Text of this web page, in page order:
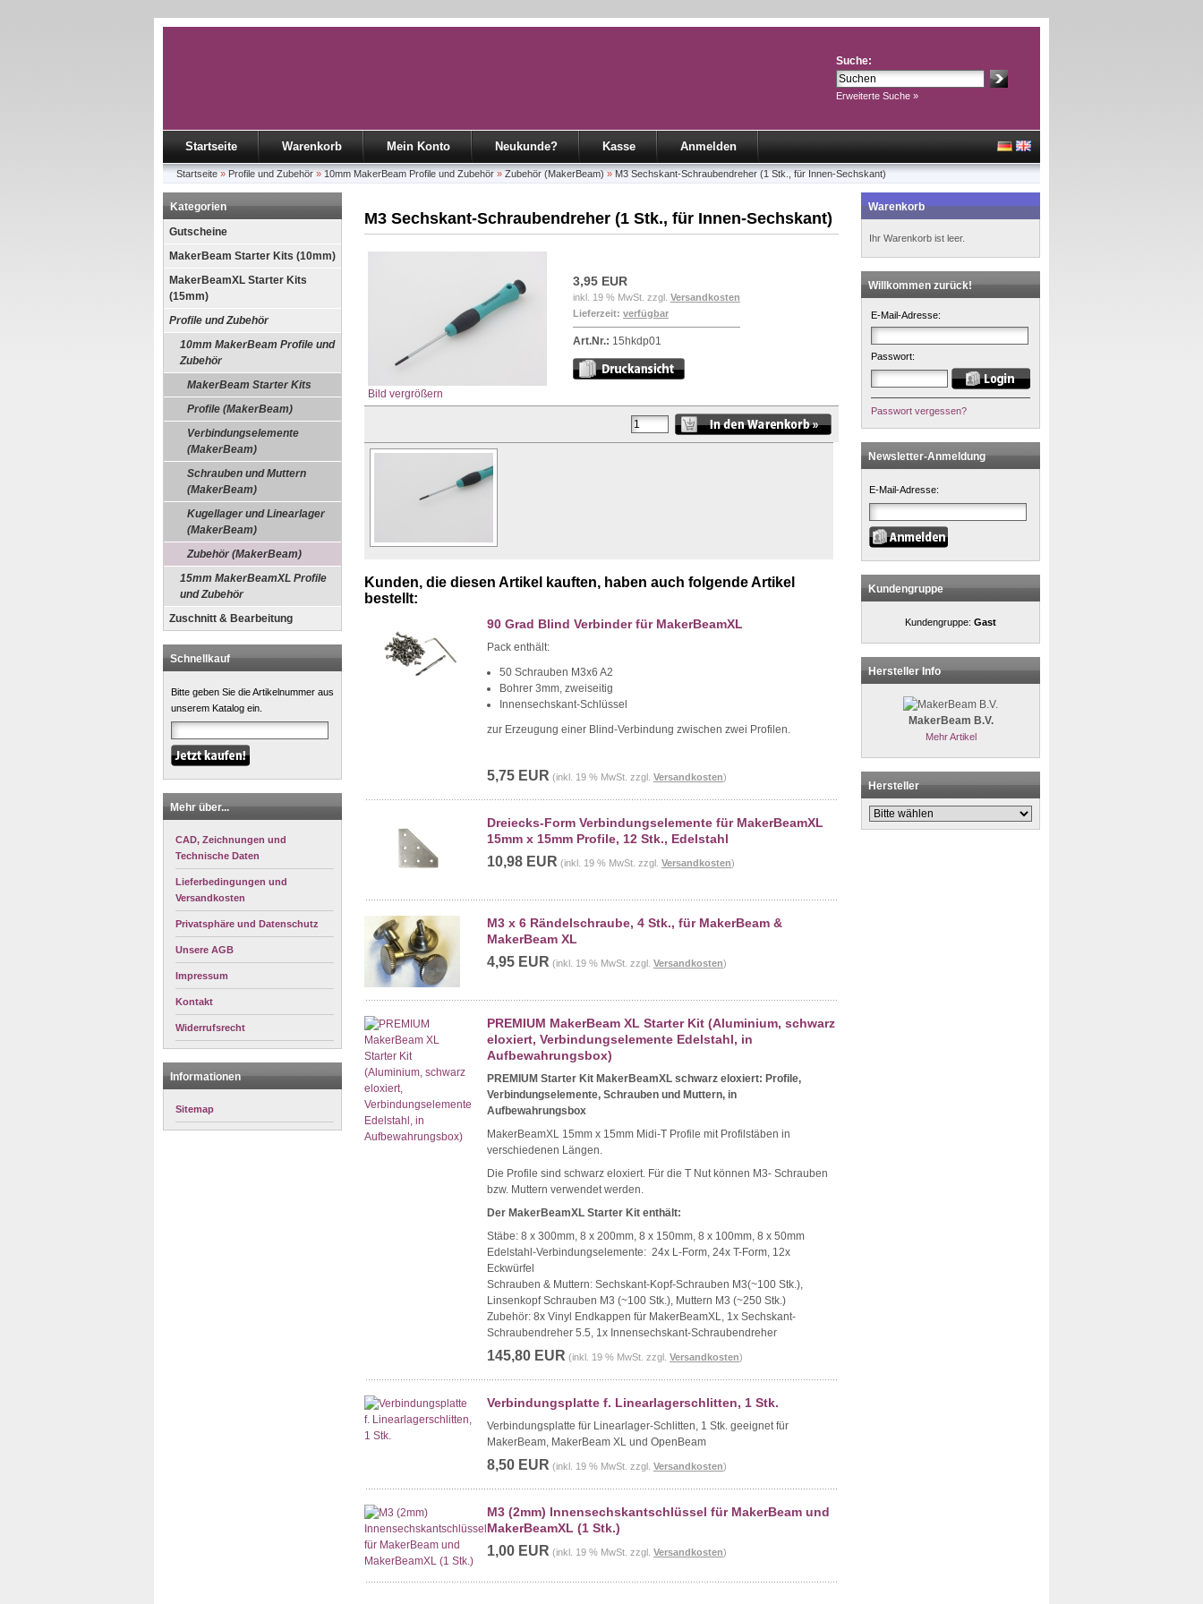
Suche:
Erweiterte Suche »
Startseite Warenkorb Mein Konto Neukunde? Kasse Anmelden
Startseite » Profile und Zubehör » 10mm MakerBeam Profile und Zubehör » Zubehör (MakerBeam) » M3 Sechskant-Schraubendreher (1 Stk., für Innen-Sechskant)
Kategorien
Gutscheine
MakerBeam Starter Kits (10mm)
MakerBeamXL Starter Kits
(15mm)
Profile und Zubehör
10mm MakerBeam Profile und
Zubehör
MakerBeam Starter Kits
Profile (MakerBeam)
Verbindungselemente
(MakerBeam)
Schrauben und Muttern
(MakerBeam)
Kugellager und Linearlager
(MakerBeam)
Zubehör (MakerBeam)
15mm MakerBeamXL Profile
und Zubehör
Zuschnitt & Bearbeitung
Schnellkauf
Bitte geben Sie die Artikelnummer aus
unserem Katalog ein.
Mehr über...
CAD, Zeichnungen und
Technische Daten
Lieferbedingungen und
Versandkosten
Privatsphäre und Datenschutz
Unsere AGB
Impressum
Kontakt
Widerrufsrecht
Informationen
Sitemap
M3 Sechskant-Schraubendreher (1 Stk., für Innen-Sechskant)
Bild vergrößern
3,95 EUR
inkl. 19 % MwSt. zzgl. Versandkosten
Lieferzeit: verfügbar
Art.Nr.: 15hkdp01
Kunden, die diesen Artikel kauften, haben auch folgende Artikel
bestellt:
90 Grad Blind Verbinder für MakerBeamXL
Pack enthält:
50 Schrauben M3x6 A2
Bohrer 3mm, zweiseitig
Innensechskant-Schlüssel
zur Erzeugung einer Blind-Verbindung zwischen zwei Profilen.
5,75 EUR (inkl. 19 % MwSt. zzgl. Versandkosten)
Dreiecks-Form Verbindungselemente für MakerBeamXL
15mm x 15mm Profile, 12 Stk., Edelstahl
10,98 EUR (inkl. 19 % MwSt. zzgl. Versandkosten)
M3 x 6 Rändelschraube, 4 Stk., für MakerBeam &
MakerBeam XL
4,95 EUR (inkl. 19 % MwSt. zzgl. Versandkosten)
PREMIUM MakerBeam XL Starter Kit (Aluminium, schwarz
eloxiert, Verbindungselemente Edelstahl, in
Aufbewahrungsbox)
PREMIUM Starter Kit MakerBeamXL schwarz eloxiert: Profile,
Verbindungselemente, Schrauben und Muttern, in
Aufbewahrungsbox
MakerBeamXL 15mm x 15mm Midi-T Profile mit Profilstäben in
verschiedenen Längen.
Die Profile sind schwarz eloxiert. Für die T Nut können M3- Schrauben
bzw. Muttern verwendet werden.
Der MakerBeamXL Starter Kit enthält:
Stäbe: 8 x 300mm, 8 x 200mm, 8 x 150mm, 8 x 100mm, 8 x 50mm
Edelstahl-Verbindungselemente: 24x L-Form, 24x T-Form, 12x
Eckwürfel
Schrauben & Muttern: Sechskant-Kopf-Schrauben M3(~100 Stk.),
Linsenkopf Schrauben M3 (~100 Stk.), Muttern M3 (~250 Stk.)
Zubehör: 8x Vinyl Endkappen für MakerBeamXL, 1x Sechskant-
Schraubendreher 5.5, 1x Innensechskant-Schraubendreher
145,80 EUR (inkl. 19 % MwSt. zzgl. Versandkosten)
Verbindungsplatte f. Linearlagerschlitten, 1 Stk.
Verbindungsplatte für Linearlager-Schlitten, 1 Stk. geeignet für
MakerBeam, MakerBeam XL und OpenBeam
8,50 EUR (inkl. 19 % MwSt. zzgl. Versandkosten)
M3 (2mm) Innensechskantschlüssel für MakerBeam und
MakerBeamXL (1 Stk.)
1,00 EUR (inkl. 19 % MwSt. zzgl. Versandkosten)
Warenkorb
Ihr Warenkorb ist leer.
Willkommen zurück!
E-Mail-Adresse:
Passwort:
Passwort vergessen?
Newsletter-Anmeldung
E-Mail-Adresse:
Kundengruppe
Kundengruppe: Gast
Hersteller Info
MakerBeam B.V.
Mehr Artikel
Hersteller